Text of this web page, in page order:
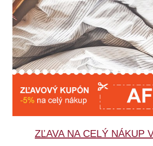
ZĽAVA NA CELÝ NÁKUP